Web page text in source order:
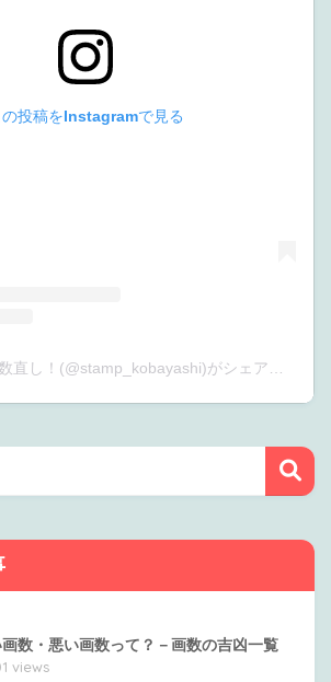
の投稿をInstagramで見る
画数先生小林の画数直し！(@stamp_kobayashi)がシェアした投稿
画数・悪い画数って？－画数の吉凶一覧
views